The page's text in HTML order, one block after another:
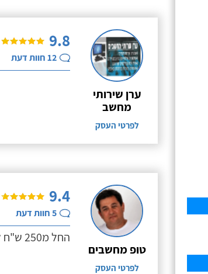
ערן שירותי
מחשב
לפרטי העסק
9.8
12חוות דעת
טופ מחשבים
לפרטי העסק
9.4
5חוות דעת
החל מ250 ש"ח לא כולל מע"מ